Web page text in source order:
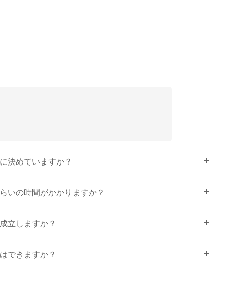
決めていますか？
いの時間がかかりますか？
立しますか？
できますか？